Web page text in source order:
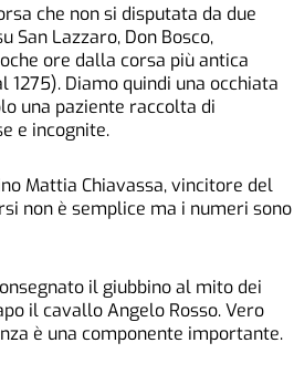
che non si disputata da due
Lazzaro, Don Bosco,
ore dalla corsa più antica
Diamo quindi una occhiata
una paziente raccolta di
e incognite.
Mattia Chiavassa, vincitore del
non è semplice ma i numeri sono
il giubbino al mito dei
il cavallo Angelo Rosso. Vero
è una componente importante.